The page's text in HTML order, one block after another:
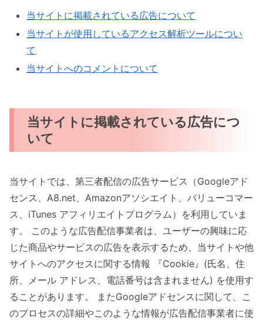
当サイトに掲載されている広告について
当サイトが使用しているアクセス解析ツールについ
て
当サイトへのコメントについて
当サイトに掲載されている広告につ
いて
当サイトでは、第三者配信の広告サービス（Googleアド
センス、A8.net、Amazonアソシエイト、バリューコマー
ス、iTunes アフィリエイトプログラム）を利用していま
す。 このような広告配信事業者は、ユーザーの興味に応
じた商品やサービスの広告を表示するため、当サイトや他
サイトへのアクセスに関する情報 『Cookie』(氏名、住
所、メール アドレス、電話番号は含まれません) を使用す
ることがあります。 またGoogleアドセンスに関して、こ
のプロセスの詳細やこのような情報が広告配信事業者に使